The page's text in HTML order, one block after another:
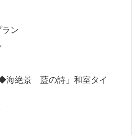
ン
海絶景「藍の詩」和室タイ